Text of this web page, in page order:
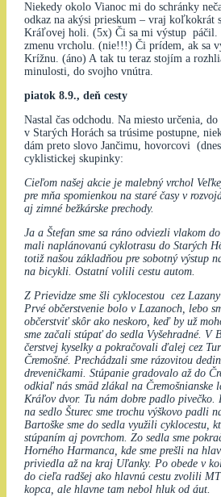
Niekedy okolo Vianoc mi do schránky
odkaz na akýsi prieskum – vraj koľkokrát
Kráľovej holi. (5x) Či sa mi výstup páčil.
zmenu vrcholu. (nie!!!) Či prídem, ak sa
Krížnu. (áno) A tak tu teraz stojím a
minulosti, do svojho vnútra.
piatok 8.9., deň cesty
Nastal čas odchodu. Na miesto určenia,
v Starých Horách sa trúsime postupne,
dám preto slovo Jančimu, hovorcovi
cyklistickej skupinky:
Cieľom našej akcie je malebný vrchol
pre mňa spomienkou na staré časy v
aj zimné bežkárske prechody.
Ja a Štefan sme sa ráno odviezli vlakom
mali naplánovanú cyklotrasu do Starých
totiž našou základňou pre sobotný výstup
na bicykli. Ostatní volili cestu autom.
Z Prievidze sme šli cyklocestou cez
Prvé občerstvenie bolo v Lazanoch, lebo
občerstviť skôr ako neskoro, keď by už
sme začali stúpať do sedla Vyšehradné. V
čerstvej kyselky a pokračovali ďalej cez
Čremošné. Prechádzali sme rázovitou
dreveničkami. Stúpanie gradovalo až do
odkiaľ nás smäd zlákal na Čremošnianske
Kráľov dvor. Tu nám dobre padlo pivečko.
na sedlo Šturec sme trochu výškovo padli
Bartoške sme do sedla využili cyklocestu,
stúpaním aj povrchom. Zo sedla sme
Horného Harmanca, kde sme prešli na
priviedla až na kraj Uľanky. Po obede v
do cieľa radšej ako hlavnú cestu zvolili
kopca, ale hlavne tam nebol hluk od áut.